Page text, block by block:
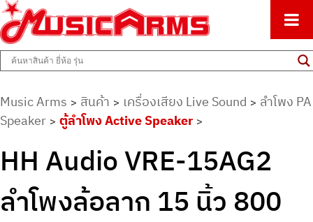
Music Arms
ศูนย์รวมครื่องดนตรีทุกชนิด ตั้งแต่เริ่มต้นถึงมืออาชีพ
Music Arms > สินค้า > เครื่องเสียง Live Sound > ลำโพง PA
Speaker > ตู้ลำโพง Active Speaker >
HH Audio VRE-15AG2
ลำโพงล้อลาก 15 นิ้ว 800